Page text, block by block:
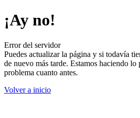
¡Ay no!
Error del servidor
Puedes actualizar la página y si todavía
de nuevo más tarde. Estamos haciendo
problema cuanto antes.
Volver a inicio